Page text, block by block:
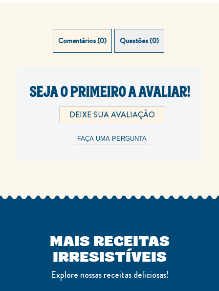
Comentários (0) Questões (0)
SEJA O PRIMEIRO A AVALIAR!
DEIXE SUA AVALIAÇÃO
FAÇA UMA PERGUNTA
MAIS RECEITAS
IRRESISTÍVEIS
Explore nossas receitas deliciosas!